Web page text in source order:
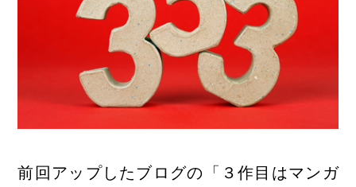
前回アップしたブログの「３作目はマンガ